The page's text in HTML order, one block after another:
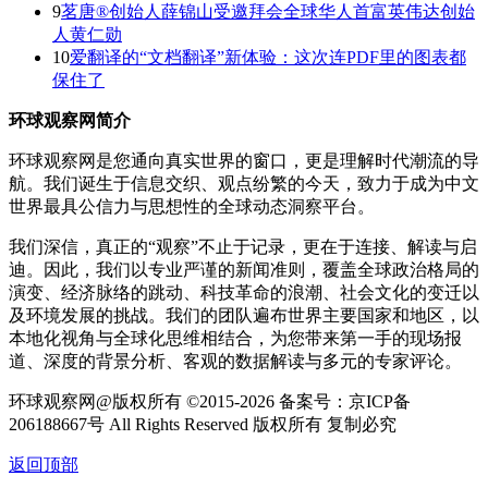
9茗唐®创始人薛锦山受邀拜会全球华人首富英伟达创始
人黄仁勋
10爱翻译的“文档翻译”新体验：这次连PDF里的图表都
保住了
环球观察网简介
环球观察网是您通向真实世界的窗口，更是理解时代潮流的导
航。我们诞生于信息交织、观点纷繁的今天，致力于成为中文
世界最具公信力与思想性的全球动态洞察平台。
我们深信，真正的“观察”不止于记录，更在于连接、解读与启
迪。因此，我们以专业严谨的新闻准则，覆盖全球政治格局的
演变、经济脉络的跳动、科技革命的浪潮、社会文化的变迁以
及环境发展的挑战。我们的团队遍布世界主要国家和地区，以
本地化视角与全球化思维相结合，为您带来第一手的现场报
道、深度的背景分析、客观的数据解读与多元的专家评论。
环球观察网@版权所有 ©2015-2026 备案号：京ICP备
206188667号 All Rights Reserved 版权所有 复制必究
返回顶部